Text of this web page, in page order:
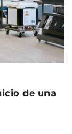
de una